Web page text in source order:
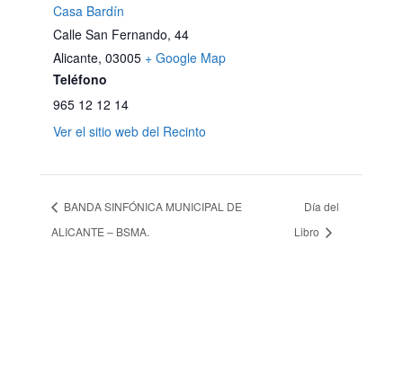
Casa Bardín
Calle San Fernando, 44
Alicante, 03005 + Google Map
Teléfono
965 12 12 14
Ver el sitio web del Recinto
BANDA SINFÓNICA MUNICIPAL DE
ALICANTE – BSMA.
Día del
Libro